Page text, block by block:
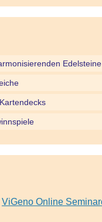
Edelsteine